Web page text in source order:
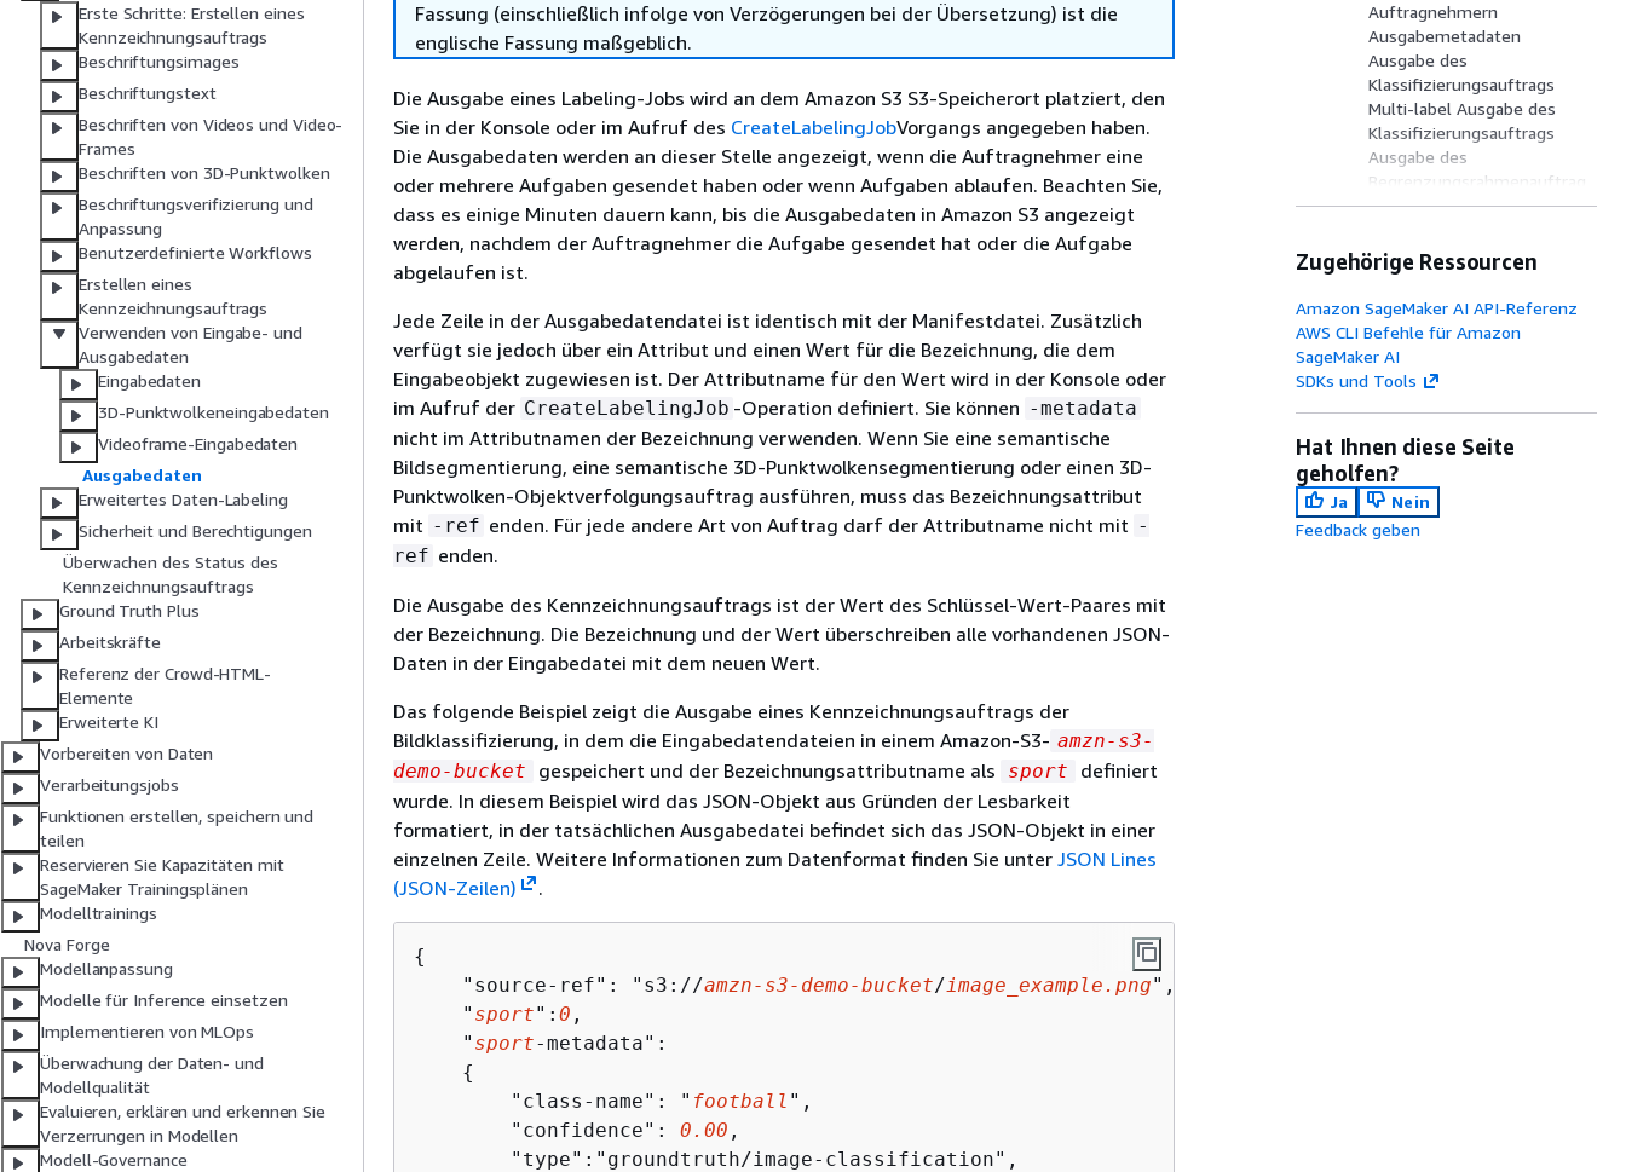
Erste Schritte: Erstellen eines
Kennzeichnungsauftrags
Beschriftungsimages
Beschriftungstext
Beschriften von Videos und Video-
Frames
Beschriften von 3D-Punktwolken
Beschriftungsverifizierung und
Anpassung
Benutzerdefinierte Workflows
Erstellen eines
Kennzeichnungsauftrags
Verwenden von Eingabe- und
Ausgabedaten
Eingabedaten
3D-Punktwolkeneingabedaten
Videoframe-Eingabedaten
Ausgabedaten
Erweitertes Daten-Labeling
Sicherheit und Berechtigungen
Überwachen des Status des
Kennzeichnungsauftrags
Ground Truth Plus
Arbeitskräfte
Referenz der Crowd-HTML-
Elemente
Erweiterte KI
Vorbereiten von Daten
Verarbeitungsjobs
Funktionen erstellen, speichern und
teilen
Reservieren Sie Kapazitäten mit
SageMaker Trainingsplänen
Modelltrainings
Nova Forge
Modellanpassung
Modelle für Inference einsetzen
Implementieren von MLOps
Überwachung der Daten- und
Modellqualität
Evaluieren, erklären und erkennen Sie
Verzerrungen in Modellen
Modell-Governance
Fassung (einschließlich infolge von Verzögerungen bei der Übersetzung) ist die
englische Fassung maßgeblich.
Die Ausgabe eines Labeling-Jobs wird an dem Amazon S3 S3-Speicherort platziert, den
Sie in der Konsole oder im Aufruf des CreateLabelingJobVorgangs angegeben haben.
Die Ausgabedaten werden an dieser Stelle angezeigt, wenn die Auftragnehmer eine
oder mehrere Aufgaben gesendet haben oder wenn Aufgaben ablaufen. Beachten Sie,
dass es einige Minuten dauern kann, bis die Ausgabedaten in Amazon S3 angezeigt
werden, nachdem der Auftragnehmer die Aufgabe gesendet hat oder die Aufgabe
abgelaufen ist.
Jede Zeile in der Ausgabedatendatei ist identisch mit der Manifestdatei. Zusätzlich
verfügt sie jedoch über ein Attribut und einen Wert für die Bezeichnung, die dem
Eingabeobjekt zugewiesen ist. Der Attributname für den Wert wird in der Konsole oder
im Aufruf der CreateLabelingJob -Operation definiert. Sie können -metadata
nicht im Attributnamen der Bezeichnung verwenden. Wenn Sie eine semantische
Bildsegmentierung, eine semantische 3D-Punktwolkensegmentierung oder einen 3D-
Punktwolken-Objektverfolgungsauftrag ausführen, muss das Bezeichnungsattribut
mit -ref enden. Für jede andere Art von Auftrag darf der Attributname nicht mit -
ref enden.
Die Ausgabe des Kennzeichnungsauftrags ist der Wert des Schlüssel-Wert-Paares mit
der Bezeichnung. Die Bezeichnung und der Wert überschreiben alle vorhandenen JSON-
Daten in der Eingabedatei mit dem neuen Wert.
Das folgende Beispiel zeigt die Ausgabe eines Kennzeichnungsauftrags der
Bildklassifizierung, in dem die Eingabedatendateien in einem Amazon-S3- amzn-s3-
demo-bucket
gespeichert und der Bezeichnungsattributname als sport
definiert
wurde. In diesem Beispiel wird das JSON-Objekt aus Gründen der Lesbarkeit
formatiert, in der tatsächlichen Ausgabedatei befindet sich das JSON-Objekt in einer
einzelnen Zeile. Weitere Informationen zum Datenformat finden Sie unter JSON Lines
(JSON-Zeilen)
.
{
    "source-ref": "s3://
amzn-s3-demo-bucket/image_example.png",
    "
sport": 0 ,
    "
sport-metadata":
{
        "class-name": "
football ",
        "confidence":
0.00 ,
        "type":"groundtruth/image-classification",
Auftragnehmern
Ausgabemetadaten
Ausgabe des
Klassifizierungsauftrags
Multi-label Ausgabe des
Klassifizierungsauftrags
Ausgabe des
Begrenzungsrahmenauftrag
s
Entitäten
Ausgabe des Auftrags zur
Bezeichnungsverifizierung
Ausgabe des semantischen
Segmentierungsauftrags
Ausgabe der Video-Frame-
Objektverfolgung
Ausgabe der semantischen
3D-
Punktwolkensegmentierun
g
Zugehörige Ressourcen
Amazon SageMaker AI API-Referenz
AWS CLI Befehle für Amazon
SageMaker AI
SDKs und Tools
Hat Ihnen diese Seite
geholfen?
Ja
Nein
Feedback geben